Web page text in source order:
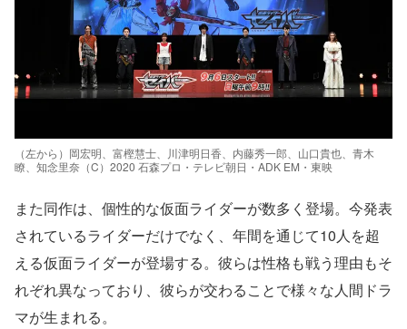
（左から）岡宏明、富樫慧士、川津明日香、内藤秀一郎、山口貴也、青木
瞭、知念里奈（C）2020 石森プロ・テレビ朝日・ADK EM・東映
また同作は、個性的な仮面ライダーが数多く登場。今発表
されているライダーだけでなく、年間を通じて10人を超
える仮面ライダーが登場する。彼らは性格も戦う理由もそ
れぞれ異なっており、彼らが交わることで様々な人間ドラ
マが生まれる。